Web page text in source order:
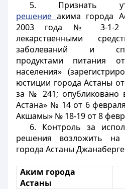
5. Признать
решениеакима города
2003 года № 3-1-2
лекарственными
заболеваний и
продуктами питания
населения»
юстиции города Астаны
за № 241; опубликовано
Астана» № 14 от 6
Акшамы» № 18-19 от 8
6. Контроль за
решения возложить на
города Астаны
Аким города
Астаны